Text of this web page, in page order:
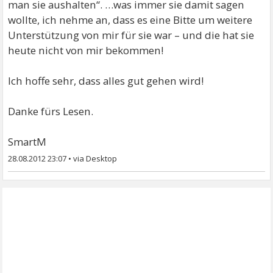
man sie aushalten“. …was immer sie damit sagen
wollte, ich nehme an, dass es eine Bitte um weitere
Unterstützung von mir für sie war – und die hat sie
heute nicht von mir bekommen!
Ich hoffe sehr, dass alles gut gehen wird!
Danke fürs Lesen.
SmartM
28.08.2012 23:07 •